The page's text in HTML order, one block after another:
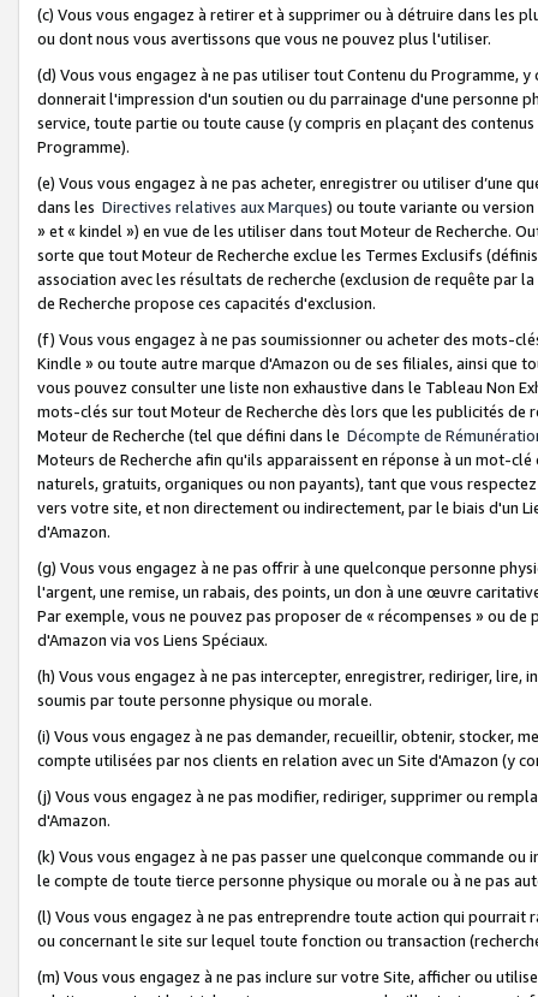
(c) Vous vous engagez à retirer et à supprimer ou à détruire dans les
ou dont nous vous avertissons que vous ne pouvez plus l'utiliser.
(d) Vous vous engagez à ne pas utiliser tout Contenu du Programme,
donnerait l'impression d'un soutien ou du parrainage d'une personne
service, toute partie ou toute cause (y compris en plaçant des
Programme).
(e) Vous vous engagez à ne pas acheter, enregistrer ou utiliser d’une
dans les Directives relatives aux Marques) ou toute variante ou
» et « kindel ») en vue de les utiliser dans tout Moteur de Recherche.
sorte que tout Moteur de Recherche exclue les Termes Exclusifs
association avec les résultats de recherche (exclusion de requête
de Recherche propose ces capacités d'exclusion.
(f) Vous vous engagez à ne pas soumissionner ou acheter des mots-
Kindle » ou toute autre marque d'Amazon ou de ses filiales, ainsi que
vous pouvez consulter une liste non exhaustive dans le Tableau Non
mots-clés sur tout Moteur de Recherche dès lors que les publicités de
Moteur de Recherche (tel que défini dans le Décompte de
Moteurs de Recherche afin qu'ils apparaissent en réponse à un mot-
naturels, gratuits, organiques ou non payants), tant que vous
vers votre site, et non directement ou indirectement, par le biais d'un
d'Amazon.
(g) Vous vous engagez à ne pas offrir à une quelconque personne
l'argent, une remise, un rabais, des points, un don à une œuvre
Par exemple, vous ne pouvez pas proposer de « récompenses » ou
d'Amazon via vos Liens Spéciaux.
(h) Vous vous engagez à ne pas intercepter, enregistrer, rediriger,
soumis par toute personne physique ou morale.
(i) Vous vous engagez à ne pas demander, recueillir, obtenir, stocker,
compte utilisées par nos clients en relation avec un Site d'Amazon (y
(j) Vous vous engagez à ne pas modifier, rediriger, supprimer ou
d'Amazon.
(k) Vous vous engagez à ne pas passer une quelconque commande
le compte de toute tierce personne physique ou morale ou à ne pas
(l) Vous vous engagez à ne pas entreprendre toute action qui
ou concernant le site sur lequel toute fonction ou transaction
(m) Vous vous engagez à ne pas inclure sur votre Site, afficher ou